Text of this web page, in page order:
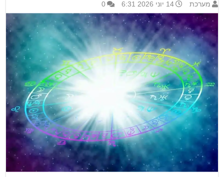
מערכת 14 יוני 2026 6:31 0